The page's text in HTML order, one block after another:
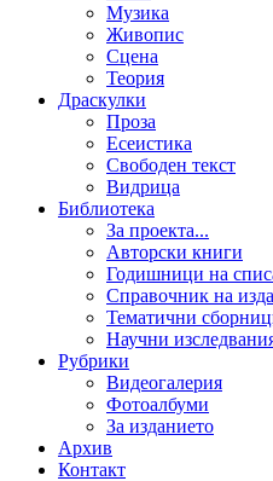
Музика
Живопис
Сцена
Теория
Драскулки
Проза
Есеистика
Свободен текст
Видрица
Библиотека
За проекта...
Авторски книги
Годишници на
Справочник на
Тематични
Научни
Рубрики
Видеогалерия
Фотоалбуми
За изданието
Архив
Контакт